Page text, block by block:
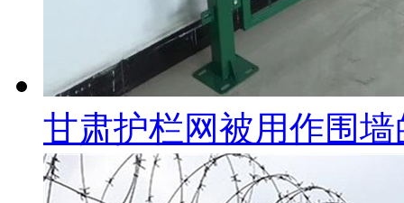
甘肃护栏网被用作围